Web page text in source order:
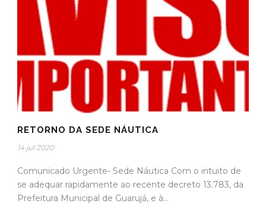
RETORNO DA SEDE NÁUTICA
14 jul 2020
Comunicado Urgente- Sede Náutica Com o intuito de
se adequar rapidamente ao recente decreto 13.783, da
Prefeitura Municipal de Guarujá, e à...